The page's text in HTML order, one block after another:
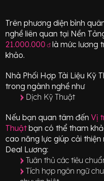
Trên phương diện bình
nghề liên quan tại Nền
21.000.000 đlà mức lương
khảo.
Nhà Phối Hợp Tài Liệu Kỹ
trong ngành nghề như
Dịch Kỹ Thuật
Nếu bạn quan tâm đến Vị
Thuậtbạn có thể tham
cao năng lực giúp cải
Deal Lương:
Tuân thủ các tiêu
Tích hợp ngôn ngữ